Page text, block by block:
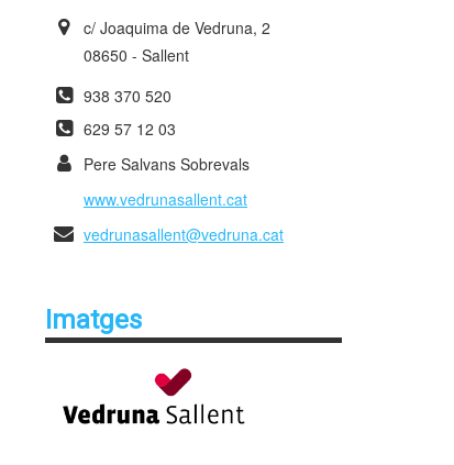
c/ Joaquima de Vedruna, 2
08650 - Sallent
938 370 520
629 57 12 03
Pere Salvans Sobrevals
www.vedrunasallent.cat
vedrunasallent@vedruna.cat
Imatges